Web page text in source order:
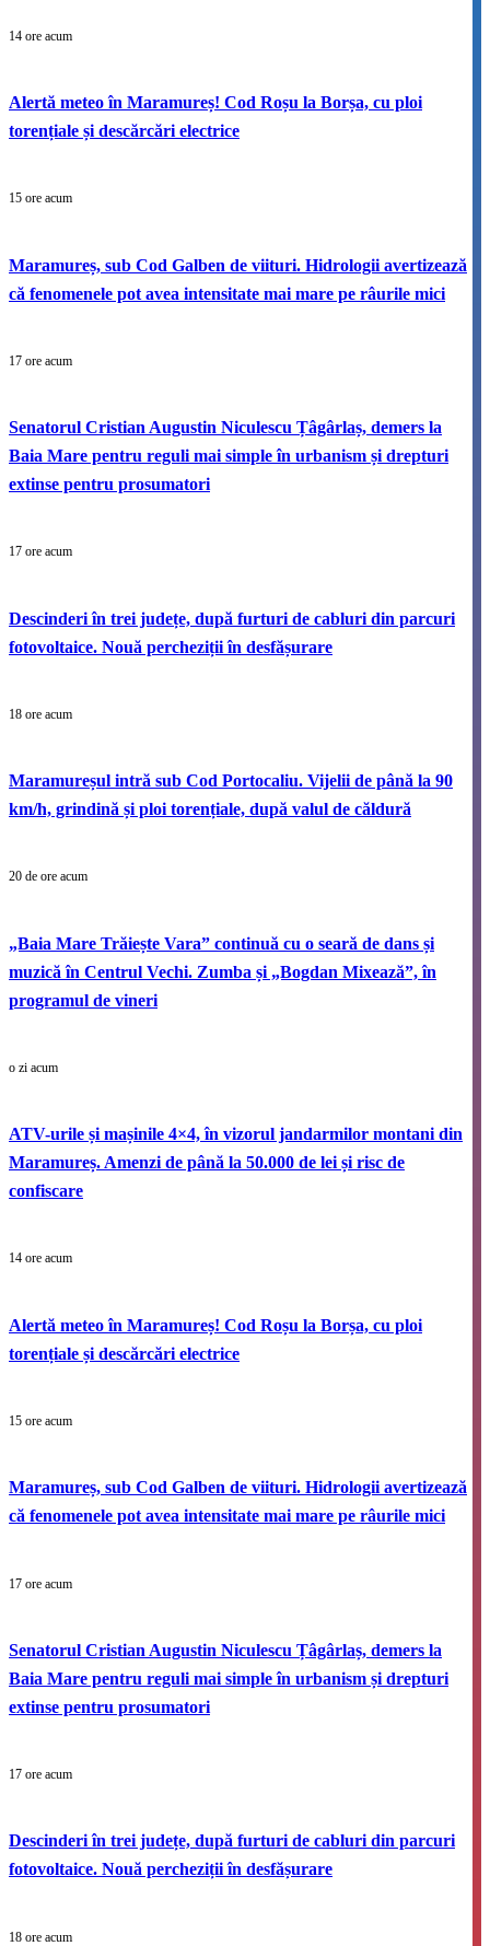
14 ore acum
Alertă meteo în Maramureș! Cod Roșu la Borșa, cu ploi
torențiale și descărcări electrice
15 ore acum
Maramureș, sub Cod Galben de viituri. Hidrologii avertizează
că fenomenele pot avea intensitate mai mare pe râurile mici
17 ore acum
Senatorul Cristian Augustin Niculescu Țâgârlaș, demers la
Baia Mare pentru reguli mai simple în urbanism și drepturi
extinse pentru prosumatori
17 ore acum
Descinderi în trei județe, după furturi de cabluri din parcuri
fotovoltaice. Nouă percheziții în desfășurare
18 ore acum
Maramureșul intră sub Cod Portocaliu. Vijelii de până la 90
km/h, grindină și ploi torențiale, după valul de căldură
20 de ore acum
„Baia Mare Trăiește Vara” continuă cu o seară de dans și
muzică în Centrul Vechi. Zumba și „Bogdan Mixează”, în
programul de vineri
o zi acum
ATV-urile și mașinile 4×4, în vizorul jandarmilor montani din
Maramureș. Amenzi de până la 50.000 de lei și risc de
confiscare
14 ore acum
Alertă meteo în Maramureș! Cod Roșu la Borșa, cu ploi
torențiale și descărcări electrice
15 ore acum
Maramureș, sub Cod Galben de viituri. Hidrologii avertizează
că fenomenele pot avea intensitate mai mare pe râurile mici
17 ore acum
Senatorul Cristian Augustin Niculescu Țâgârlaș, demers la
Baia Mare pentru reguli mai simple în urbanism și drepturi
extinse pentru prosumatori
17 ore acum
Descinderi în trei județe, după furturi de cabluri din parcuri
fotovoltaice. Nouă percheziții în desfășurare
18 ore acum